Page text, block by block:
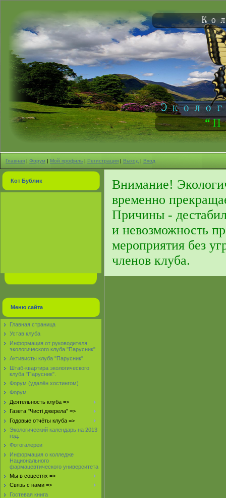
Главная | Форум | Мой профиль | Регистрация | Выход | Вход
Кот Бублик
Меню сайта
Главная страница
Устав клуба
Информация от руководителя
экологического клуба "Парусник"
Активисты клуба "Парусник"
Штаб-квартира экологического
клуба "Парусник".
Форум (удалён хостингом)
Форум
Деятельность клуба =>
Газета "Чисті джерела" =>
Годовые отчёты клуба =>
Экологический календарь на 2013
год.
Фотогалереи
Информация о колледже
Национального
фармацевтического университета
Мы в соцсетях =>
Связь с нами =>
Гостевая книга
Внимание!
временно
Причины -
и невозможность
мероприятия без
членов клуба.